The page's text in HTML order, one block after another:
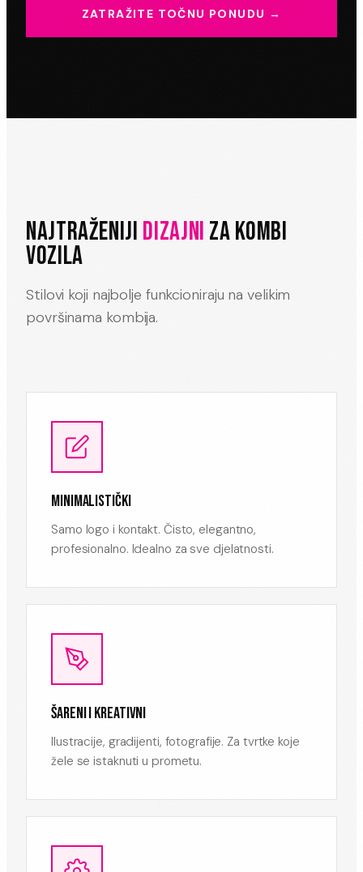
ZATRAŽITE TOČNU PONUDU →
NAJTRAŽENIJI DIZAJNI ZA KOMBI
VOZILA
Stilovi koji najbolje funkcioniraju na velikim
površinama kombija.
MINIMALISTIČKI
Samo logo i kontakt. Čisto, elegantno,
profesionalno. Idealno za sve djelatnosti.
ŠARENI I KREATIVNI
Ilustracije, gradijenti, fotografije. Za tvrtke koje
žele se istaknuti u prometu.